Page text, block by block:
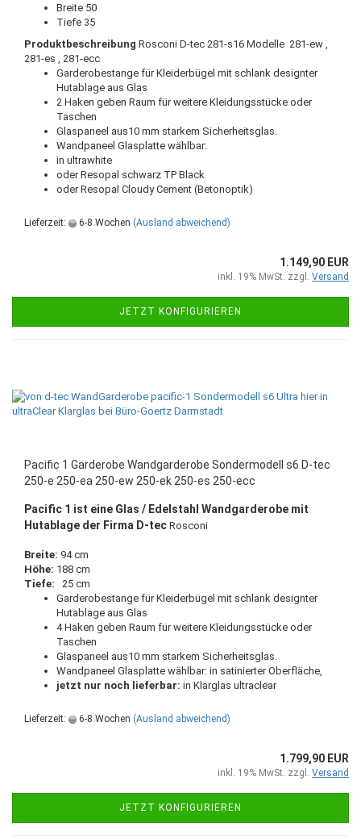
Breite 50
Tiefe 35
Produktbeschreibung Rosconi D-tec 281-s16 Modelle 281-ew ,
281-es , 281-ecc
Garderobestange für Kleiderbügel mit schlank designter
Hutablage aus Glas
2 Haken geben Raum für weitere Kleidungsstücke oder
Taschen
Glaspaneel aus10 mm starkem Sicherheitsglas.
Wandpaneel Glasplatte wählbar:
in ultrawhite
oder Resopal schwarz TP Black
oder Resopal Cloudy Cement (Betonoptik)
Lieferzeit: 6-8 Wochen (Ausland abweichend)
1.149,90 EUR
inkl. 19% MwSt. zzgl. Versand
JETZT KONFIGURIEREN
Pacific 1 Garderobe Wandgarderobe Sondermodell s6 D-tec
250-e 250-ea 250-ew 250-ek 250-es 250-ecc
Pacific 1 ist eine Glas / Edelstahl Wandgarderobe mit
Hutablage der Firma D-tec Rosconi
Breite: 94 cm
Höhe: 188 cm
Tiefe: 25 cm
Garderobestange für Kleiderbügel mit schlank designter
Hutablage aus Glas
4 Haken geben Raum für weitere Kleidungsstücke oder
Taschen
Glaspaneel aus10 mm starkem Sicherheitsglas.
Wandpaneel Glasplatte wählbar: in satinierter Oberfläche,
jetzt nur noch lieferbar: in Klarglas ultraclear
Lieferzeit: 6-8 Wochen (Ausland abweichend)
1.799,90 EUR
inkl. 19% MwSt. zzgl. Versand
JETZT KONFIGURIEREN